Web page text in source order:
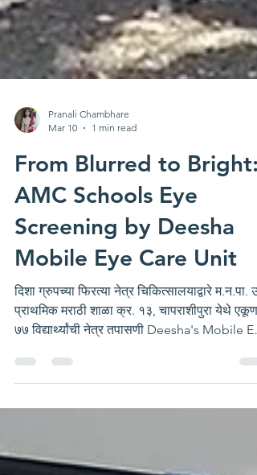
Pranali Chambhare
Mar 10
1 min read
From Blurred to Bright:
AMC Schools Eye
Screening by Deesha
Mobile Eye Care Unit
दिशा ग्रुपच्या फिरत्या नेत्र चिकित्सालयाद्वारे म.न.पा.
प्राथमिक मराठी शाळा क्र. १३, चापराशीपुरा येथे एकूण
७७ विद्यार्थ्यांची नेत्र तपासणी Deesha's Mobile
नेत्र चिकित्सालयातर्फे चापराशीपुरा, अमरावती येथील